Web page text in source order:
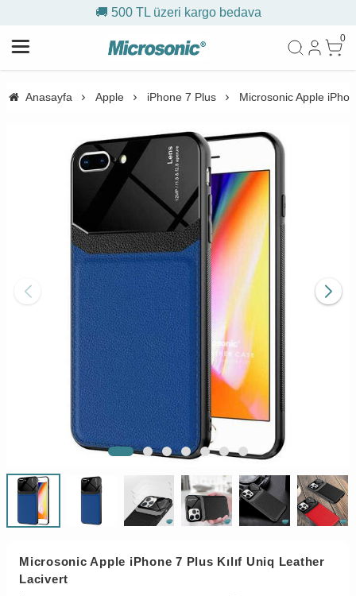
🚚 500 TL üzeri kargo bedava
0
Anasayfa Apple iPhone 7 Plus Microsonic Apple
Microsonic Apple iPhone 7 Plus Kılıf Uniq Leather
Lacivert